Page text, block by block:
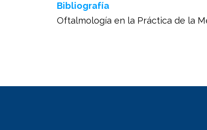
Bibliografía
Oftalmología en la Práctica de la